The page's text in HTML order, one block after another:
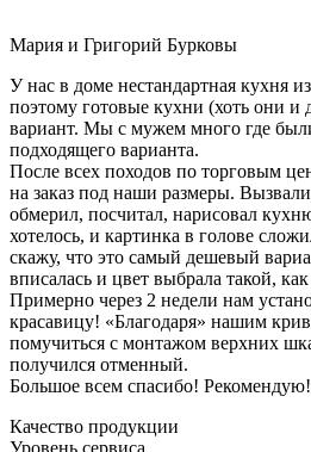
Мария и Григорий Бурковы
У нас в доме нестандартная кухня
поэтому готовые кухни (хоть они
вариант. Мы с мужем много где
подходящего варианта.
После всех походов по торговым
на заказ под наши размеры.
обмерил, посчитал, нарисовал
хотелось, и картинка в голове
скажу, что это самый дешевый
вписалась и цвет выбрала такой,
Примерно через 2 недели нам
красавицу! «Благодаря» нашим
помучиться с монтажом верхних
получился отменный.
Большое всем спасибо! Рекомендую!
Качество продукции
Уровень сервиса